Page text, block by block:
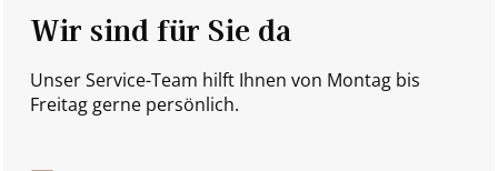
Wir sind für Sie da
Unser Service-Team hilft Ihnen von Montag bis
Freitag gerne persönlich.